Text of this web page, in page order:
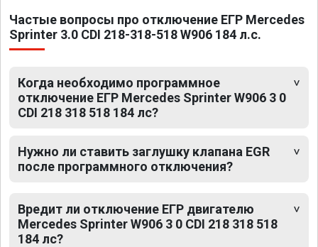
Частые вопросы про отключение ЕГР Mercedes
Sprinter 3.0 CDI 218-318-518 W906 184 л.с.
Когда необходимо программное
отключение ЕГР Mercedes Sprinter W906 3 0
CDI 218 318 518 184 лс?
Нужно ли ставить заглушку клапана EGR
после программного отключения?
Вредит ли отключение ЕГР двигателю
Mercedes Sprinter W906 3 0 CDI 218 318 518
184 лс?